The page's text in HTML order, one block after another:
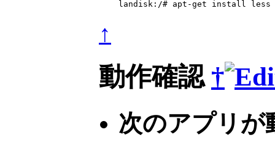
↑
動作確認 †
次のアプリが